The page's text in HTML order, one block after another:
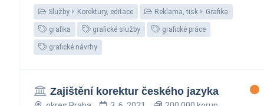
Služby Korektury, editace Reklama, tisk Grafika
grafika grafické služby grafické práce
grafické návrhy
Zajištění korektur českého jazyka